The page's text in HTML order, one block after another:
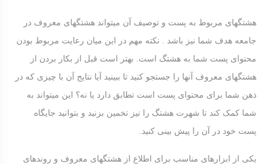
هشتگهای مربوط به پست و توصیف آن میتواند هشتگهای معروف در
جامعه هدف شما نیز باشد . نکته مهم در این میان رعایت مربوط بودن
محتوای پست شما به هشتگ است. بهتر است قبل از بکار بردن از
هشتگهای معروف آنها را جستجو کنید تا ببینید آیا نتایج آن با چیزی که در
ذهن شما برای محتوای پست است تطابق دارد یا نه؟ این میتواند به
شما کمک کند تا شهرت هشتگ را نیز تخمین بزنید و بتوانید جایگاه
پست خود در آن را پیش بینی کنید.
یکی از ابزارهای مناسب برای اطلاع از هشتگهای معروف و روندهای